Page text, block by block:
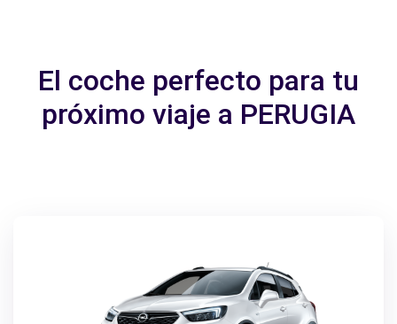
El coche perfecto para tu
próximo viaje a PERUGIA